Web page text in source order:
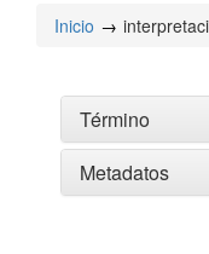
Inicio
Término
Metadatos